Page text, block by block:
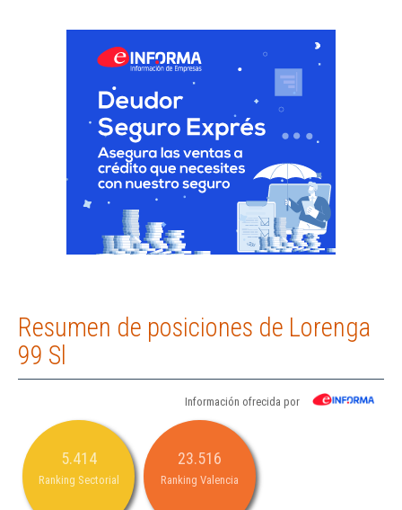
Resumen de posiciones de Lorenga
99 Sl
Información ofrecida por
5.414
Ranking Sectorial
23.516
Ranking Valencia